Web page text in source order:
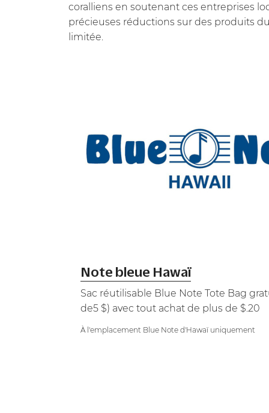
coralliens en soutenant ces entreprises
précieuses réductions sur des produits
limitée.
Note bleue Hawaï
Sac réutilisable Blue Note Tote Bag
de5 $) avec tout achat de plus de $.20
À l'emplacement Blue Note d'Hawaï uniquement